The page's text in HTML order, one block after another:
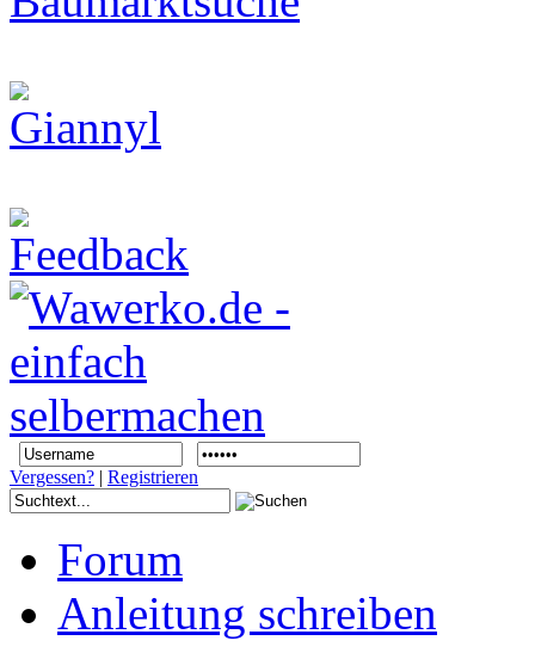
Vergessen? | Registrieren
Forum
Anleitung schreiben